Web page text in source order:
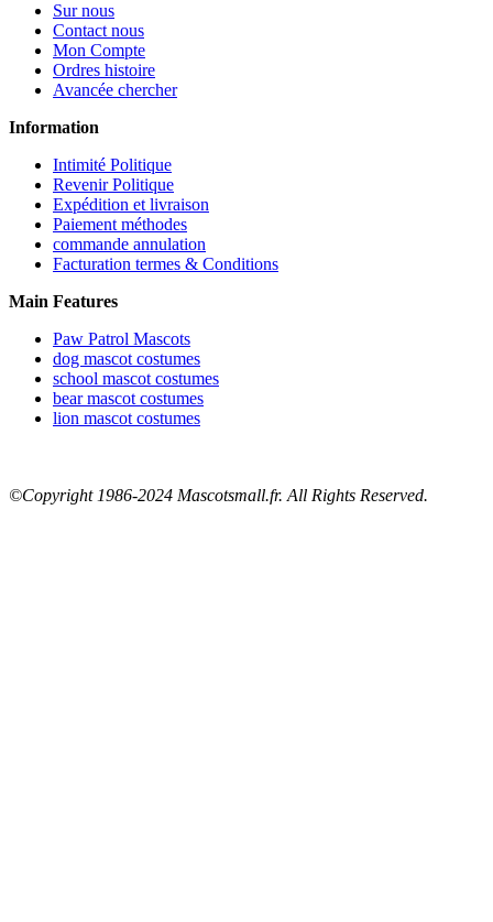
Sur nous
Contact nous
Mon Compte
Ordres histoire
Avancée chercher
Information
Intimité Politique
Revenir Politique
Expédition et livraison
Paiement méthodes
commande annulation
Facturation termes & Conditions
Main Features
Paw Patrol Mascots
dog mascot costumes
school mascot costumes
bear mascot costumes
lion mascot costumes
©Copyright 1986-2024 Mascotsmall.fr. All Rights Reserved.